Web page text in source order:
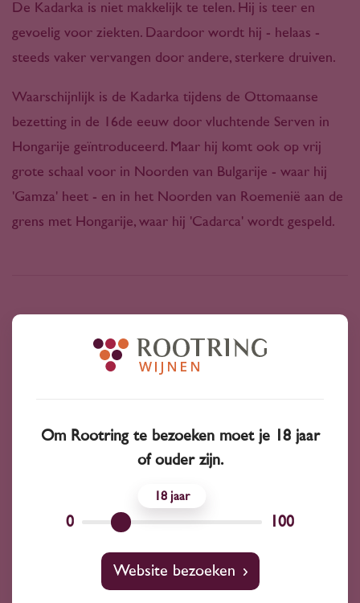
De Kadarka is niet makkelijk te telen. Hij is teer en
gevoelig voor ziekten. Daardoor wordt hij - helaas -
steeds vaker vervangen door andere, sterkere druiven.
Waarschijnlijk is de Kadarka tijdens de Ottomaanse
bezetting in de 16de eeuw door vluchtende Serven in
Hongarije geïntroduceerd. Maar hij komt ook op vrij
grote schaal voor in Noorden van Bulgarije - waar hij
'Gamza' heet - en in het Noorden van Roemenië aan de
grens met Hongarije, waar hij 'Cadarca' wordt gespeld.
Bekijk ook
Grechetto Gutedel Vermentino
Carignan
Muscardin
Om Rootring te bezoeken moet je 18 jaar
of ouder zijn.
0
18
100
Website bezoeken